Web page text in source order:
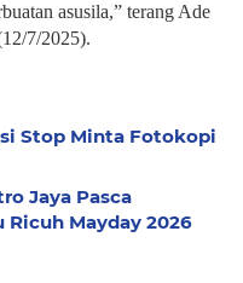
asusila,” terang Ade
7/2025).
Stop Minta Fotokopi
Jaya Pasca
Ricuh Mayday 2026